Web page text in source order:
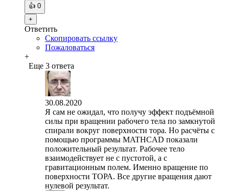
👍 0
+
Ответить
Скопировать ссылку
Пожаловаться
+
Еще 3 ответа
30.08.2020
Я сам не ожидал, что получу эффект подъёмной
силы при вращении рабочего тела по замкнутой
спирали вокруг поверхности тора. Но расчёты с
помощью программы MATHCAD показали
положительный результат. Рабочее тело
взаимодействует не с пустотой, а с
гравитационным полем. Именно вращение по
поверхности ТОРА. Все другие вращения дают
нулевой результат.